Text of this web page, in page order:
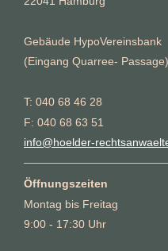
Gebäude HypoVereinsbank
(Eingang Quarree- Passage)
T: 040 68 46 28
F: 040 68 63 51
info@hoelder-
Öffnungszeiten
Montag bis Freitag
9:00 - 17:30 Uhr